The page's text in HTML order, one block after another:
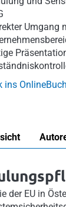
Umgang
ins OnlineBuch
der EU in